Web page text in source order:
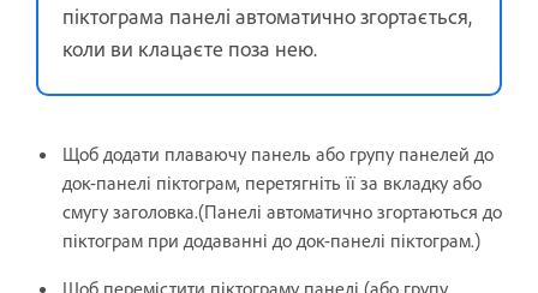
піктограма панелі автоматично згортається,
коли ви клацаєте поза нею.
Щоб додати плаваючу панель або групу панелей до
док-панелі піктограм, перетягніть її за вкладку або
смугу заголовка.(Панелі автоматично згортаються до
піктограм при додаванні до док-панелі піктограм.)
Щоб перемістити піктограму панелі (або групу